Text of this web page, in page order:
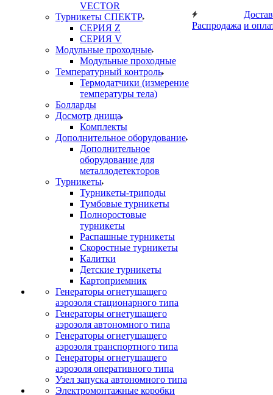
VECTOR
Турникеты СПЕКТР
СЕРИЯ Z
СЕРИЯ V
Модульные проходные
Модульные проходные
Температурный контроль
Термодатчики (измерение
температуры тела)
Болларды
Досмотр днища
Комплекты
Дополнительное оборудование
Дополнительное
оборудование для
металлодетекторов
Турникеты
Турникеты-триподы
Тумбовые турникеты
Полноростовые
турникеты
Распашные турникеты
Скоростные турникеты
Калитки
Детские турникеты
Картоприемник
Генераторы огнетушащего
аэрозоля стационарного типа
Генераторы огнетушащего
аэрозоля автономного типа
Генераторы огнетушащего
аэрозоля транспортного типа
Генераторы огнетушащего
аэрозоля оперативного типа
Узел запуска автономного типа
Электромонтажные коробки
Распродажа и